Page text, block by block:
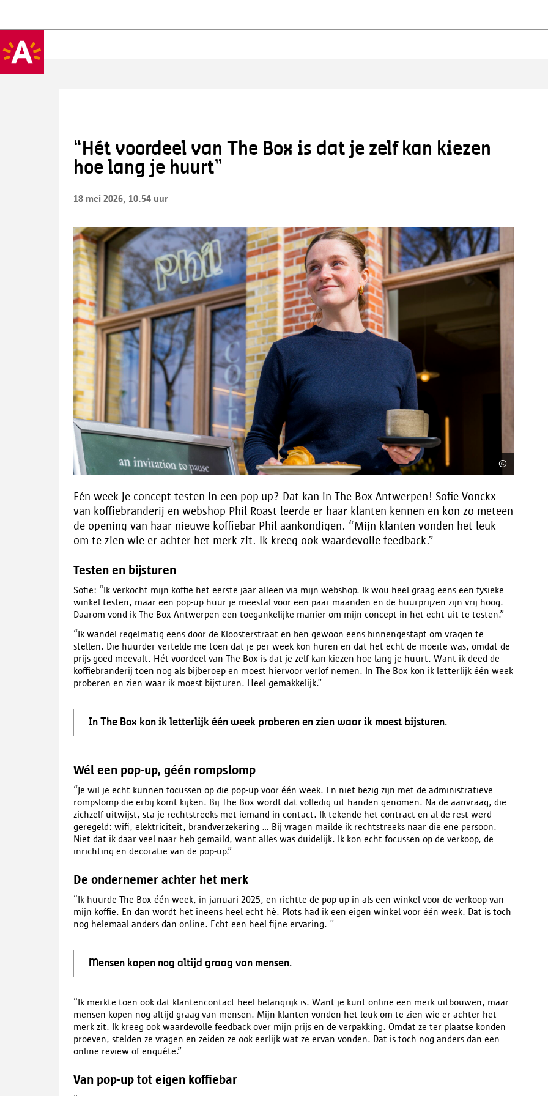
“Hét voordeel van The Box is dat je zelf kan kiezen
hoe lang je huurt”
18 mei 2026, 10.54 uur
©
Eén week je concept testen in een pop-up? Dat kan in The Box Antwerpen! Sofie Vonckx
van koffiebranderij en webshop Phil Roast leerde er haar klanten kennen en kon zo meteen
de opening van haar nieuwe koffiebar Phil aankondigen. “Mijn klanten vonden het leuk
om te zien wie er achter het merk zit. Ik kreeg ook waardevolle feedback.”
Testen en bijsturen
Sofie: “Ik verkocht mijn koffie het eerste jaar alleen via mijn webshop. Ik wou heel graag eens een fysieke
winkel testen, maar een pop-up huur je meestal voor een paar maanden en de huurprijzen zijn vrij hoog.
Daarom vond ik The Box Antwerpen een toegankelijke manier om mijn concept in het echt uit te testen.”
“Ik wandel regelmatig eens door de Kloosterstraat en ben gewoon eens binnengestapt om vragen te
stellen. Die huurder vertelde me toen dat je per week kon huren en dat het echt de moeite was, omdat de
prijs goed meevalt. Hét voordeel van The Box is dat je zelf kan kiezen hoe lang je huurt. Want ik deed de
koffiebranderij toen nog als bijberoep en moest hiervoor verlof nemen. In The Box kon ik letterlijk één week
proberen en zien waar ik moest bijsturen. Heel gemakkelijk.”
In The Box kon ik letterlijk één week proberen en zien waar ik moest bijsturen.
Wél een pop-up, géén rompslomp
“Je wil je echt kunnen focussen op die pop-up voor één week. En niet bezig zijn met de administratieve
rompslomp die erbij komt kijken. Bij The Box wordt dat volledig uit handen genomen. Na de aanvraag, die
zichzelf uitwijst, sta je rechtstreeks met iemand in contact. Ik tekende het contract en al de rest werd
geregeld: wifi, elektriciteit, brandverzekering … Bij vragen mailde ik rechtstreeks naar die ene persoon.
Niet dat ik daar veel naar heb gemaild, want alles was duidelijk. Ik kon echt focussen op de verkoop, de
inrichting en decoratie van de pop-up.”
De ondernemer achter het merk
“Ik huurde The Box één week, in januari 2025, en richtte de pop-up in als een winkel voor de verkoop van
mijn koffie. En dan wordt het ineens heel echt hè. Plots had ik een eigen winkel voor één week. Dat is toch
nog helemaal anders dan online. Echt een heel fijne ervaring. ”
Mensen kopen nog altijd graag van mensen.
“Ik merkte toen ook dat klantencontact heel belangrijk is. Want je kunt online een merk uitbouwen, maar
mensen kopen nog altijd graag van mensen. Mijn klanten vonden het leuk om te zien wie er achter het
merk zit. Ik kreeg ook waardevolle feedback over mijn prijs en de verpakking. Omdat ze ter plaatse konden
proeven, stelden ze vragen en zeiden ze ook eerlijk wat ze ervan vonden. Dat is toch nog anders dan een
online review of enquête.”
Van pop-up tot eigen koffiebar